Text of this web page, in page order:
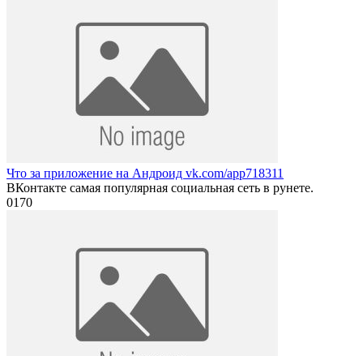
Что за приложение на Андроид vk.com/app718311
ВКонтакте самая популярная социальная сеть в рунете.
0170